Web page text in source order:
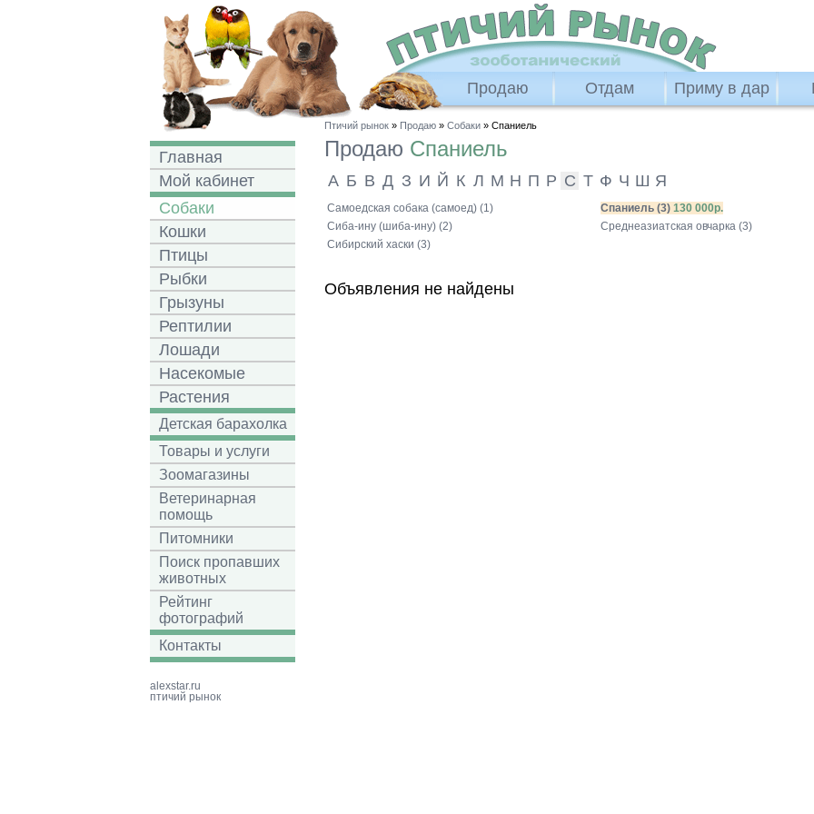
Продаю Отдам Приму в дар
Главная
Мой кабинет
Собаки
Кошки
Птицы
Рыбки
Грызуны
Рептилии
Лошади
Насекомые
Растения
Детская барахолка
Товары и услуги
Зоомагазины
Ветеринарная
помощь
Питомники
Поиск пропавших
животных
Рейтинг
фотографий
Контакты
Птичий рынок » Продаю » Собаки » Спаниель
Продаю Спаниель
А Б В Д З И Й К Л М Н П Р С Т Ф Ч Ш Я
Самоедская собака (самоед) (1)
Сиба-ину (шиба-ину) (2)
Сибирский хаски (3)
Спаниель (3) 130 000р.
Среднеазиатская овчарка (3)
Объявления не найдены
alexstar.ru
птичий рынок